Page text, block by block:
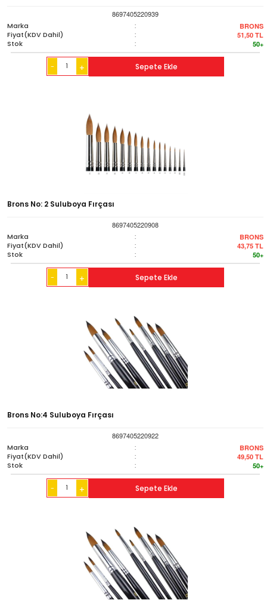
8697405220939
Marka
: BRONS
Fiyat(KDV Dahil) : 51,50 TL
Stok : 50+
- + Sepete Ekle
Brons No: 2 Suluboya Fırçası
8697405220908
Marka
: BRONS
Fiyat(KDV Dahil) : 43,75 TL
Stok : 50+
- + Sepete Ekle
Brons No:4 Suluboya Fırçası
8697405220922
Marka
: BRONS
Fiyat(KDV Dahil) : 49,50 TL
Stok : 50+
- + Sepete Ekle